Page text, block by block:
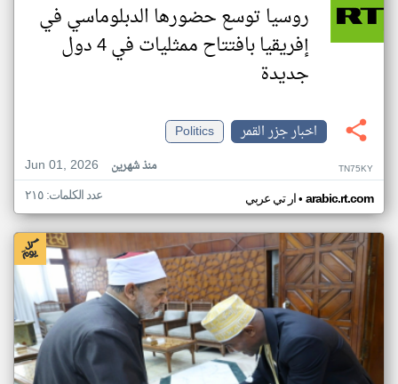
روسيا توسع حضورها الدبلوماسي في
إفريقيا بافتتاح ممثليات في 4 دول
جديدة
اخبار جزر القمر
Politics
Jun 01, 2026
منذ شهرين TN75KY
ار تي عربي• arabic.rt.com عدد الكلمات: ٢١٥